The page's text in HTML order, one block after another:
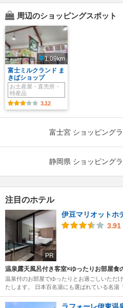
周辺のショッピングスポット
1.09km
富士ミルクランド ま
きばショップ
お土産屋・直売所・
特産品
3.12
富士宮 ショッピング
静岡県 ショッピング
注目のホテル
PR
伊豆マリオットホ
3.91
温泉露天風呂付き客室×ゆったりお部屋食
温泉付のお部屋でゆったりとお過ごしいただ
たします。 日本百名湯にも選ばれている名湯